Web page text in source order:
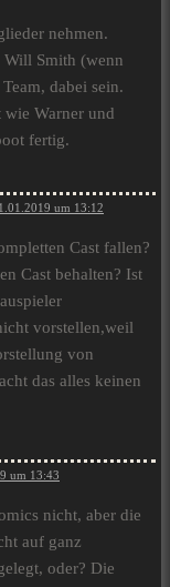
nehmen.
Will Smith (wenn
dabei sein.
wie Warner und
fertig.
um 13:12
Cast fallen?
Cast behalten? Ist
vorstellen,weil
von
das alles keinen
um 13:43
nicht, aber die
auf ganz
oder? Die